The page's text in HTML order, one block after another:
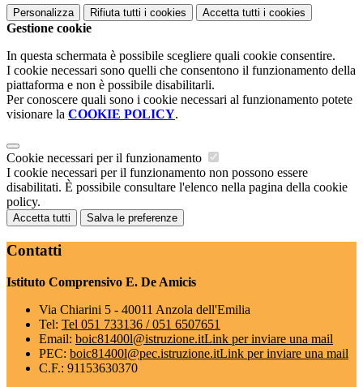
Personalizza Rifiuta tutti i cookies Accetta tutti i cookies
Gestione cookie
In questa schermata è possibile scegliere quali cookie consentire.
I cookie necessari sono quelli che consentono il funzionamento della
piattaforma e non è possibile disabilitarli.
Per conoscere quali sono i cookie necessari al funzionamento potete
visionare la COOKIE POLICY.
Cookie necessari per il funzionamento
I cookie necessari per il funzionamento non possono essere
disabilitati. È possibile consultare l'elenco nella pagina della cookie
policy.
Accetta tutti Salva le preferenze
Contatti
Istituto Comprensivo E. De Amicis
Via Chiarini 5 - 40011 Anzola dell'Emilia
Tel: Tel 051 733136 / 051 6507651
Email: boic81400l@istruzione.itLink per inviare una mail
PEC: boic81400l@pec.istruzione.itLink per inviare una mail
C.F.: 91153630370